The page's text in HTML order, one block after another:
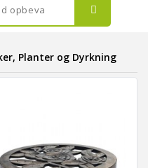
Planter og Dyrkning